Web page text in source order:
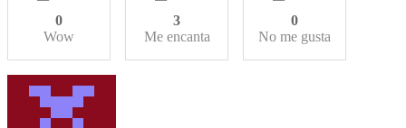
0
Wow
3
Me encanta
0
No me gusta